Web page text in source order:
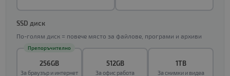
SSD диск
По-голям диск = повече място за файлове, програми и архиви
256GB
За браузър и интернет
Препоръчително
512GB
За офис работа
1TB
За снимки и видеа